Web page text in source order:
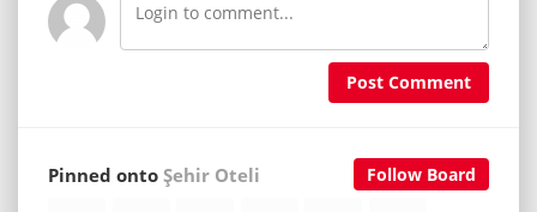
Post Comment
Follow Board
Pinned ontoŞehir Oteli